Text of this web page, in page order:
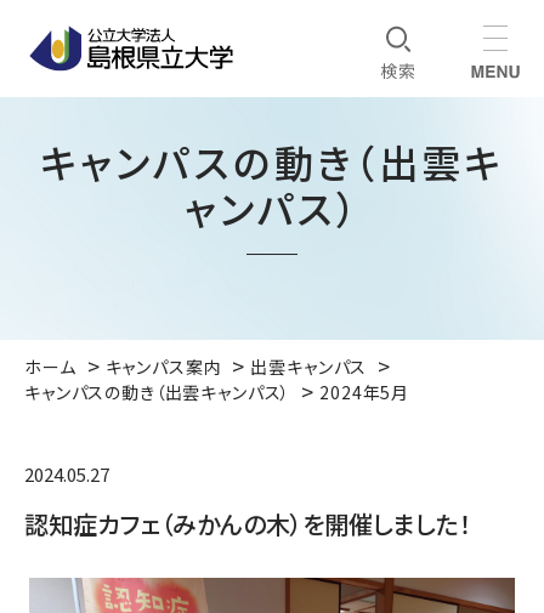
キャンパスの動き（出雲キ
ャンパス）
ホーム キャンパス案内
出雲キャンパス
キャンパスの動き（出雲キャンパス）
2024年5月
2024.05.27
認知症カフェ（みかんの木）を開催しました！